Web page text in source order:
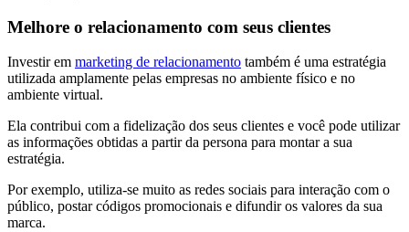
Melhore o relacionamento com seus clientes
Investir em marketing de relacionamento também é uma estratégia
utilizada amplamente pelas empresas no ambiente físico e no
ambiente virtual.
Ela contribui com a fidelização dos seus clientes e você pode utilizar
as informações obtidas a partir da persona para montar a sua
estratégia.
Por exemplo, utiliza-se muito as redes sociais para interação com o
público, postar códigos promocionais e difundir os valores da sua
marca.